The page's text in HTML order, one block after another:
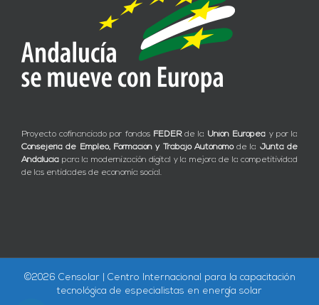
Proyecto cofinanciado por fondos FEDERde la Unión Europea y por la
Consejería de Empleo, Formación y Trabajo Autónomode la Junta de
Andalucía para la modernización digital y la mejora de la competitividad
de las entidades de economía social.
©2026 Censolar | Centro Internacional para la capacitación
tecnológica de especialistas en energía solar